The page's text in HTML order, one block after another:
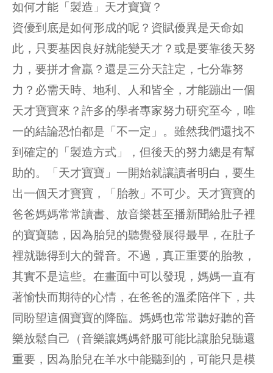
如何才能「製造」天才寶寶？
資優到底是如何形成的呢？資賦優異是天命如
此，只要基因良好就能變天才？或是要靠後天努
力，要拼才會贏？還是三分天註定，七分靠努
力？必需天時、地利、人和皆全，才能蹦出一個
天才寶寶來？許多的學者專家努力研究至今，唯
一的結論恐怕都是「不一定」。雖然我們還找不
到確定的「製造方式」，但後天的努力總是有幫
助的。「天才寶寶」一開始就讓讀者明白，要生
出一個天才寶寶，「胎教」不可少。天才寶寶的
爸爸媽媽常常讀書、放音樂甚至播新聞給肚子裡
的寶寶聽，因為胎兒的聽覺發展得最早，在肚子
裡就聽得到大的聲音。不過，真正重要的胎教，
其實不是這些。在畫面中可以發現，媽媽一直有
著愉快而期待的心情，在爸爸的溫柔陪伴下，共
同盼望這個寶寶的降臨。媽媽也常常聽好聽的音
樂放鬆自己（音樂讓媽媽舒服可能比讓胎兒聽還
重要，因為胎兒在羊水中能聽到的，可能只是模